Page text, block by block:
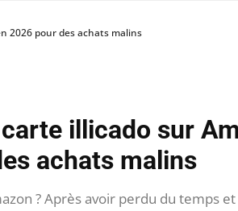
2026 pour des achats malins
illicado sur
achats malins
? Après avoir perdu du temps